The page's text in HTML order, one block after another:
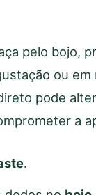
pelo bojo,
ou em
pode
a
.